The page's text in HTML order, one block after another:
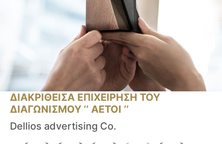
ΔΙΑΚΡΙΘΕΙΣΑ ΕΠΙΧΕΙΡΗΣΗ ΤΟΥ
ΔΙΑΓΩΝΙΣΜΟΥ ‘’ ΑΕΤΟΙ ‘’
Dellios advertising Co.